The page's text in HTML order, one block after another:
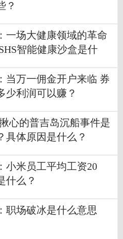
？
一场大健康领域的革命
智能健康沙盒是什
当万一佣金开户来临 券
少利润可以赚？
心的普吉岛沉船事件是
具体原因是什么？
小米员工平均工资20
什么？
职场破冰是什么意思